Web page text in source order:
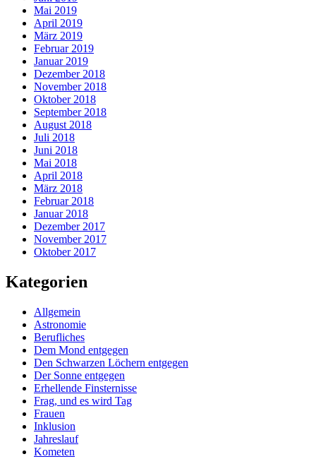
Mai 2019
April 2019
März 2019
Februar 2019
Januar 2019
Dezember 2018
November 2018
Oktober 2018
September 2018
August 2018
Juli 2018
Juni 2018
Mai 2018
April 2018
März 2018
Februar 2018
Januar 2018
Dezember 2017
November 2017
Oktober 2017
Kategorien
Allgemein
Astronomie
Berufliches
Dem Mond entgegen
Den Schwarzen Löchern entgegen
Der Sonne entgegen
Erhellende Finsternisse
Frag, und es wird Tag
Frauen
Inklusion
Jahreslauf
Kometen